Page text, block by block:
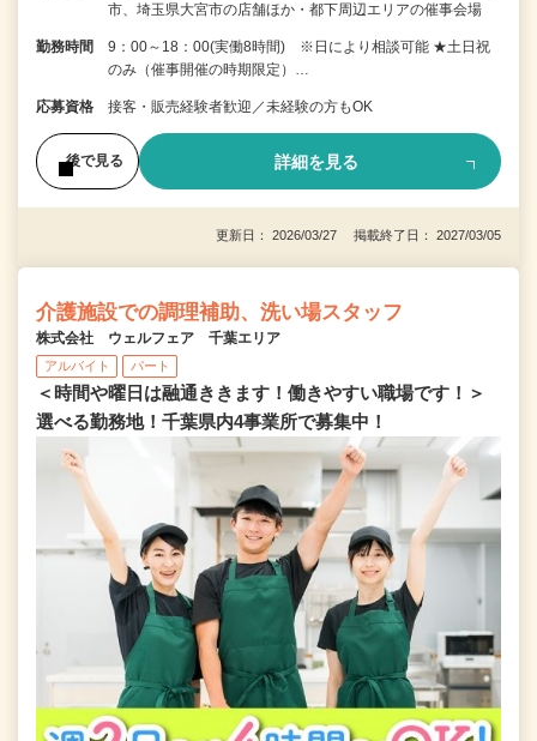
市、埼玉県大宮市の店舗ほか・都下周辺エリアの催事会場
勤務時間
9：00～18：00(実働8時間) ※日により相談可能 ★土日祝
のみ（催事開催の時期限定）…
応募資格 接客・販売経験者歓迎／未経験の方もOK
後で見る 詳細を見る
更新日： 2026/03/27 掲載終了日： 2027/03/05
介護施設での調理補助、洗い場スタッフ
株式会社 ウェルフェア 千葉エリア
アルバイト パート
＜時間や曜日は融通ききます！働きやすい職場です！＞
選べる勤務地！千葉県内4事業所で募集中！